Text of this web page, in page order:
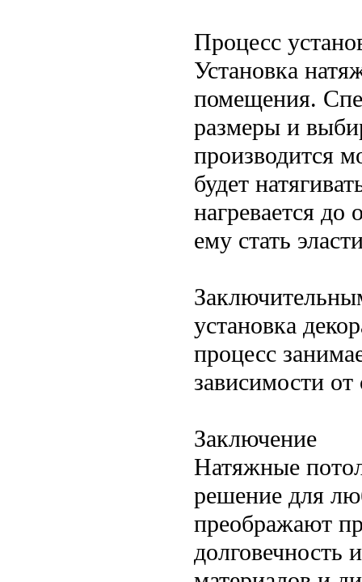
Процесс
Установка
помещения.
размеры и
производится
будет
нагревается до
ему стать
установка
процесс
зависимости
Заключение
Натяжные
решение для
преображают
долговечность